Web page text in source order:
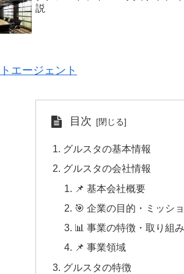
説
エージェント
目次
グルスタの基本情報
グルスタの会社情報
📌 基本会社概要
🎯 企業の目的・ミッシ
📊 事業の特徴・取り組
📌 事業領域
グルスタの特徴